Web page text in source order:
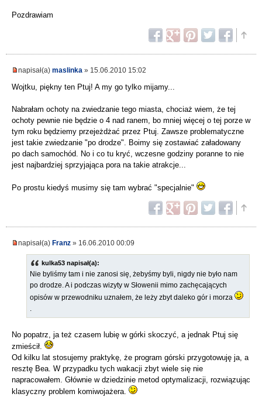
Pozdrawiam
napisał(a) maslinka » 15.06.2010 15:02
Wojtku, piękny ten Ptuj! A my go tylko mijamy...
Nabrałam ochoty na zwiedzanie tego miasta, chociaż wiem, że tej
ochoty pewnie nie będzie o 4 nad ranem, bo mniej więcej o tej porze w
tym roku będziemy przejeżdżać przez Ptuj. Zawsze problematyczne
jest takie zwiedzanie "po drodze". Boimy się zostawiać załadowany
po dach samochód. No i co tu kryć, wczesne godziny poranne to nie
jest najbardziej sprzyjająca pora na takie atrakcje...
Po prostu kiedyś musimy się tam wybrać "specjalnie"
napisał(a) Franz » 16.06.2010 00:09
kulka53 napisał(a):
Nie byliśmy tam i nie zanosi się, żebyśmy byli, nigdy nie było nam
po drodze. A i podczas wizyty w Słowenii mimo zachęcających
opisów w przewodniku uznałem, że leży zbyt daleko gór i morza
.
No popatrz, ja też czasem lubię w górki skoczyć, a jednak Ptuj się
zmieścił.
Od kilku lat stosujemy praktykę, że program górski przygotowuję ja, a
resztę Bea. W przypadku tych wakacji zbyt wiele się nie
napracowałem. Głównie w dziedzinie metod optymalizacji, rozwiązując
klasyczny problem komiwojażera.